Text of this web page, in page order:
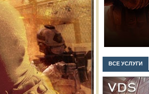
ВСЕ УСЛУГИ